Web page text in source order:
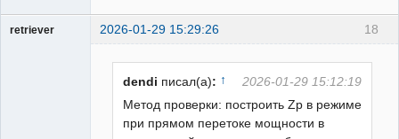
18
retriever 2026-01-29 15:29:26
dendi писал(а): ↑
2026-01-29 15:12:19
Метод проверки: построить Zp в режиме
при прямом перетоке мощности в